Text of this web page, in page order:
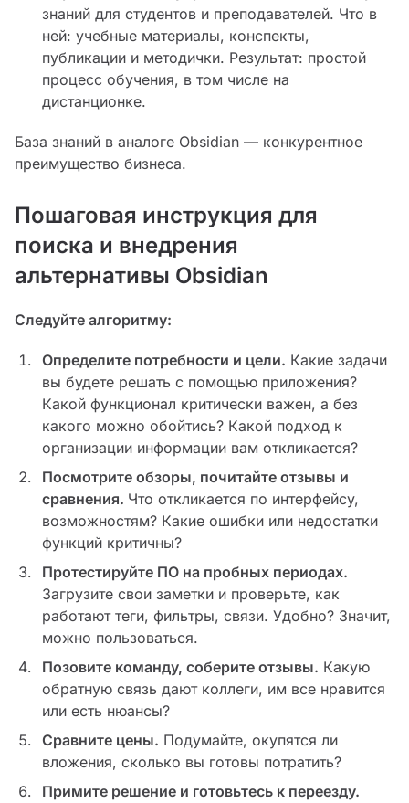
знаний для студентов и преподавателей. Что в
ней: учебные материалы, конспекты,
публикации и методички. Результат: простой
процесс обучения, в том числе на
дистанционке.
База знаний в аналоге Obsidian — конкурентное
преимущество бизнеса.
Пошаговая инструкция для
поиска и внедрения
альтернативы Obsidian
Следуйте алгоритму:
Определите потребности и цели. Какие задачи
вы будете решать с помощью приложения?
Какой функционал критически важен, а без
какого можно обойтись? Какой подход к
организации информации вам откликается?
Посмотрите обзоры, почитайте отзывы и
сравнения. Что откликается по интерфейсу,
возможностям? Какие ошибки или недостатки
функций критичны?
Протестируйте ПО на пробных периодах.
Загрузите свои заметки и проверьте, как
работают теги, фильтры, связи. Удобно? Значит,
можно пользоваться.
Позовите команду, соберите отзывы. Какую
обратную связь дают коллеги, им все нравится
или есть нюансы?
Сравните цены. Подумайте, окупятся ли
вложения, сколько вы готовы потратить?
Примите решение и готовьтесь к переезду.